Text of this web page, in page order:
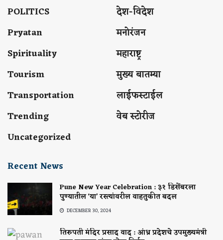
POLITICS
Pryatan
Spirituality
Tourism
Transportation
Trending
Uncategorized
देश-विदेश
मनोरंजन
महाराष्ट्र
मुख्य बातम्या
लाईफस्टाईल
वेब स्टोरीज
Recent News
Pune New Year Celebration : ३१ डिसेंबरला
पुण्यातील ‘या’ रस्त्यांवरील वाहतुकीत बदल
DECEMBER 30, 2024
तिरुपती मंदिर प्रसाद वाद : आंध्र प्रदेशचे उपमुख्यमंत्री